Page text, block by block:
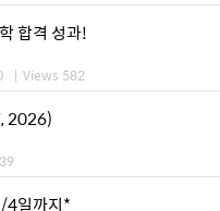
합격 성과!
| Views 582
2026)
4일까지*